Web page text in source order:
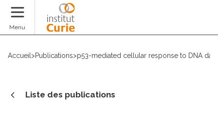
Menu
Accueil >Publications>p53-mediated cellular response to DNA
Liste des publications